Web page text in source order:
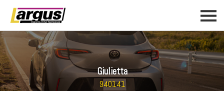
Giulietta
940141